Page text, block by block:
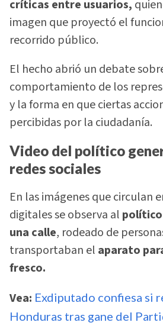
críticas entre usuarios,
imagen que proyectó el
recorrido público.
El hecho abrió un debate
comportamiento de los
y la forma en que ciertas
percibidas por la ciudadanía.
Video del político
redes sociales
En las imágenes que circulan
digitales se observa al
una calle, rodeado de
transportaban el aparato
fresco.
Vea: Exdiputado confiesa si
Honduras tras gane del